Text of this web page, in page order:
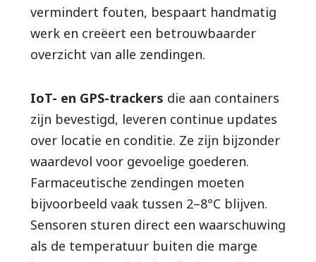
vermindert fouten, bespaart handmatig
werk en creëert een betrouwbaarder
overzicht van alle zendingen.
IoT- en GPS-trackers die aan containers
zijn bevestigd, leveren continue updates
over locatie en conditie. Ze zijn bijzonder
waardevol voor gevoelige goederen.
Farmaceutische zendingen moeten
bijvoorbeeld vaak tussen 2–8°C blijven.
Sensoren sturen direct een waarschuwing
als de temperatuur buiten die marge